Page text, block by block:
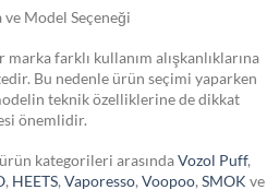
Model Seçeneği
farklı kullanım alışkanlıklarına
Bu nedenle ürün seçimi yaparken
teknik özelliklerine de dikkat
önemlidir.
kategorileri arasındaVozol Puff,
, HEETS, Vaporesso, Voopoo, SMOK ve